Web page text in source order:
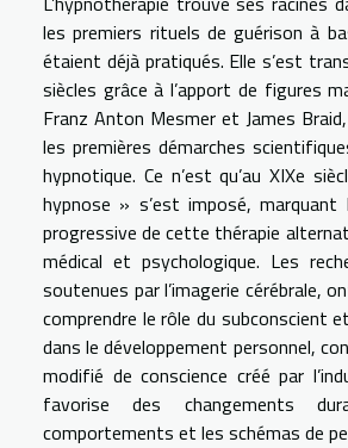
les premiers rituels de guérison à
étaient déjà pratiqués. Elle s’est
siècles grâce à l’apport de figures
Franz Anton Mesmer et James
les premières démarches
hypnotique. Ce n’est qu’au XIXe
hypnose » s’est imposé, marquant
progressive de cette thérapie
médical et psychologique. Les
soutenues par l’imagerie cérébrale,
comprendre le rôle du subconscient
dans le développement personnel,
modifié de conscience créé par
favorise des changements
comportements et les schémas de